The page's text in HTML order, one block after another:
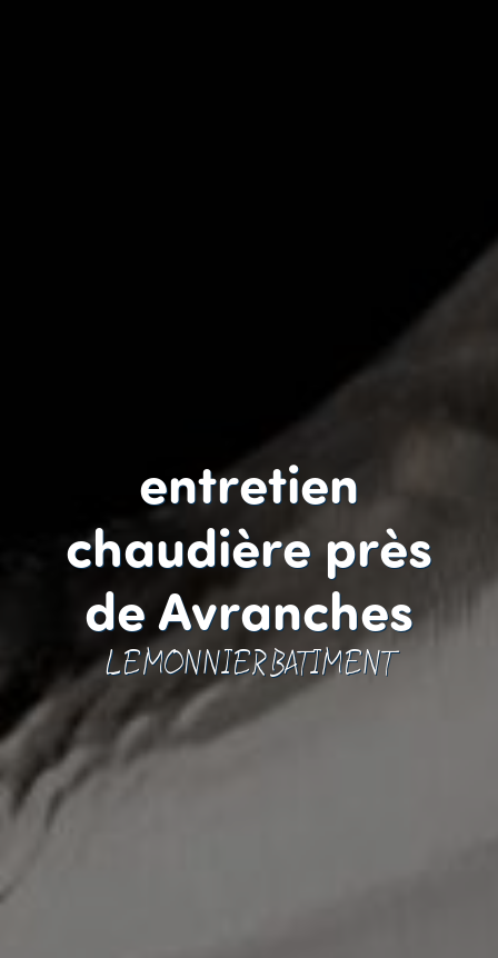
entretien
chaudière près
de Avranches
LEMONNIER BATIMENT